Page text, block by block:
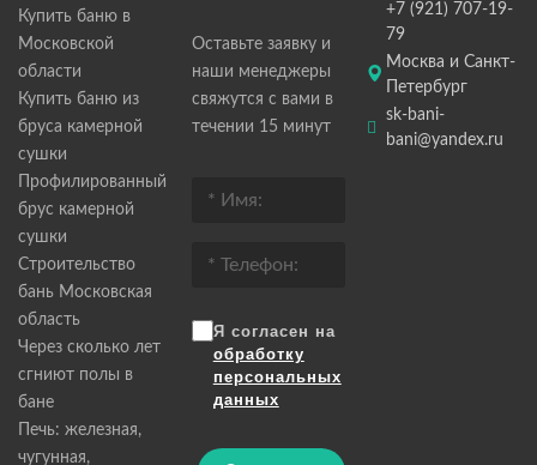
Купить баню в
Московской
области
Купить баню из
бруса камерной
сушки
Профилированный
брус камерной
сушки
Строительство
бань Московская
область
Через сколько лет
сгниют полы в
бане
Печь: железная,
чугунная,
Оставьте заявку и
наши менеджеры
свяжутся с вами в
течении 15 минут
Я согласен на
обработку
персональных
данных
+7 (921) 707-19-
79
Москва и Санкт-
Петербург
sk-bani-
bani@yandex.ru